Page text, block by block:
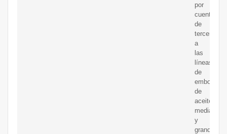
por
cuenta
de
terceros,
a
las
líneas
de
de
aceite
medianas
y
grandes,